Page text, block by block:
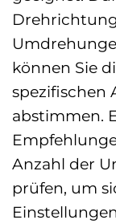
können Sie
spezifischen
abstimmen.
Anzahl der
prüfen, um